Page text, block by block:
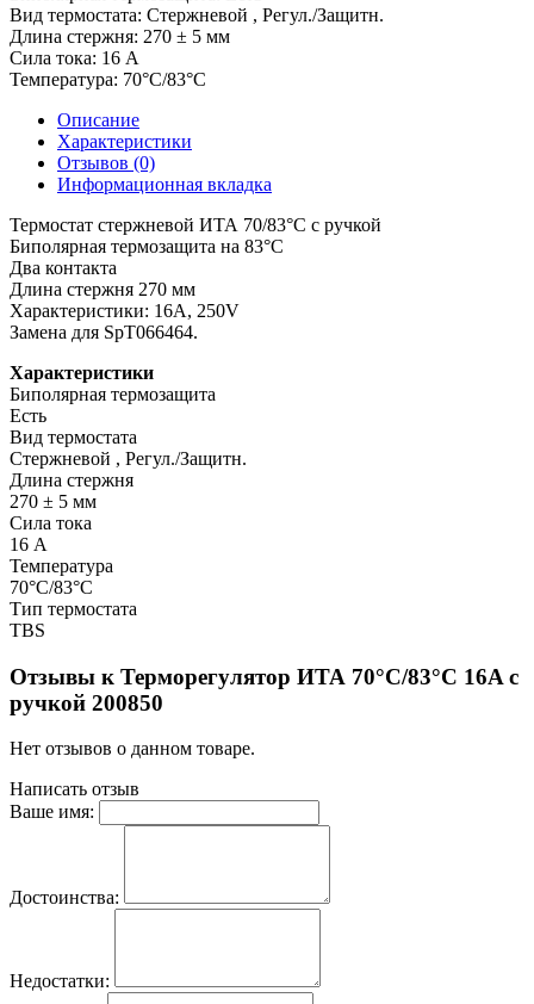
Вид термостата: Стержневой , Регул./Защитн.
Длина стержня: 270 ± 5 мм
Сила тока: 16 А
Температура: 70°С/83°С
Описание
Характеристики
Отзывов (0)
Информационная вкладка
Термостат стержневой ИТА 70/83°C с ручкой
Биполярная термозащита на 83°C
Два контакта
Длина стержня 270 мм
Характеристики: 16A, 250V
Замена для SpT066464.
Характеристики
Биполярная термозащита
Есть
Вид термостата
Стержневой , Регул./Защитн.
Длина стержня
270 ± 5 мм
Сила тока
16 А
Температура
70°С/83°С
Тип термостата
TBS
Отзывы к Терморегулятор ИТА 70°C/83°C 16A с
ручкой 200850
Нет отзывов о данном товаре.
Написать отзыв
Ваше имя:
Достоинства:
Недостатки: